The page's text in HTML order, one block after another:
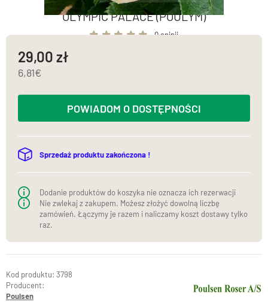
OLYMPIC PALACE (POULYM)
0 opinii
3798
Producent:
Poulsen
29,00
6,81
POWIADOM O DOSTĘPNOŚCI
Sprzedaż produktu zakończona !
Dodanie produktów do koszyka nie oznacza ich rezerwacji
Nie zwlekaj z zakupem. Możesz złożyć dowolną liczbę
zamówień. Łączymy je razem i naliczamy koszt dostawy tylko
raz.